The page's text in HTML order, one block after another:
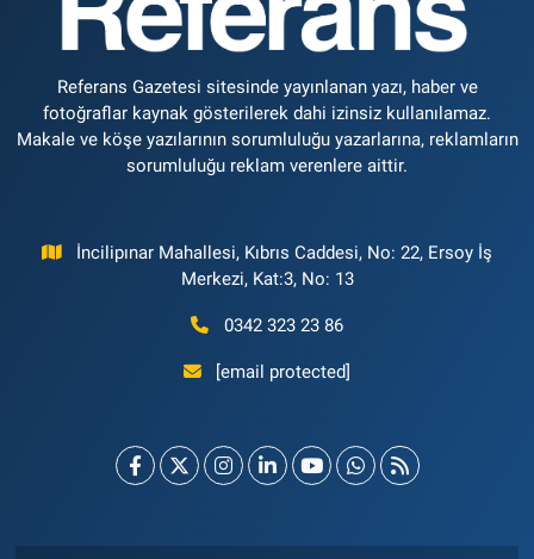
Referans Gazetesi sitesinde yayınlanan yazı, haber ve
fotoğraflar kaynak gösterilerek dahi izinsiz kullanılamaz.
Makale ve köşe yazılarının sorumluluğu yazarlarına, reklamların
sorumluluğu reklam verenlere aittir.
İncilipınar Mahallesi, Kıbrıs Caddesi, No: 22, Ersoy İş
Merkezi, Kat:3, No: 13
0342 323 23 86
[email protected]